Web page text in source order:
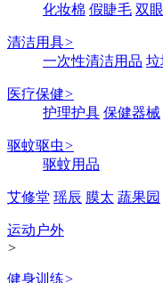
化妆棉 假睫毛 双
清洁用具>
一次性清洁用品 垃
医疗保健>
护理护具 保健器械
驱蚊驱虫>
驱蚊用品
艾修堂 瑶辰 膜太 蔬果园
运动户外
>
健身训练>